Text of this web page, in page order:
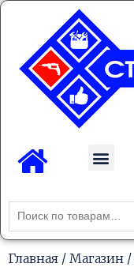
Перейти
содержимому
Menu
Искать:
Главная / Магазин /